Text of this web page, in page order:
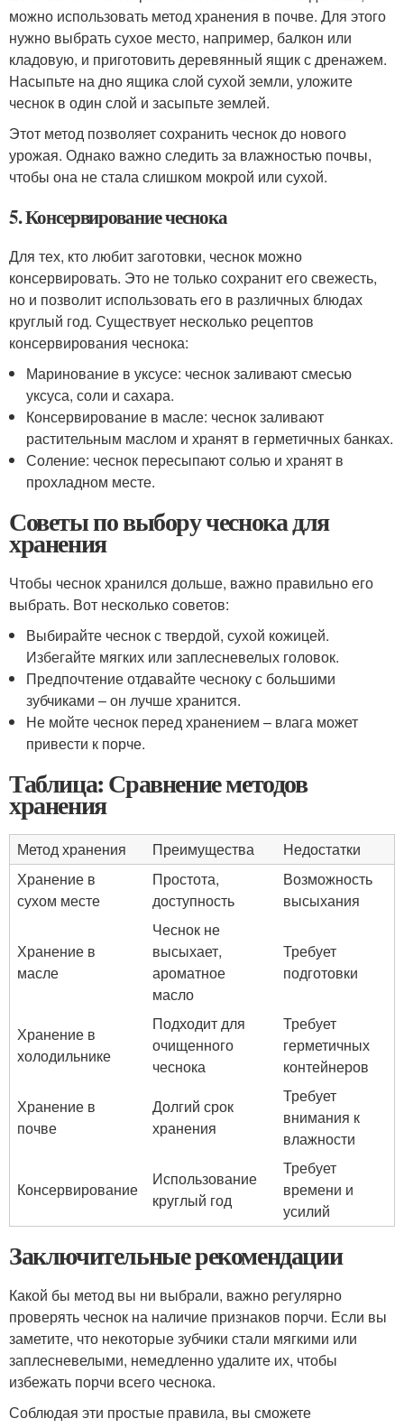
можно использовать метод хранения в почве. Для этого
нужно выбрать сухое место, например, балкон или
кладовую, и приготовить деревянный ящик с дренажем.
Насыпьте на дно ящика слой сухой земли, уложите
чеснок в один слой и засыпьте землей.
Этот метод позволяет сохранить чеснок до нового
урожая. Однако важно следить за влажностью почвы,
чтобы она не стала слишком мокрой или сухой.
5. Консервирование чеснока
Для тех, кто любит заготовки, чеснок можно
консервировать. Это не только сохранит его свежесть,
но и позволит использовать его в различных блюдах
круглый год. Существует несколько рецептов
консервирования чеснока:
Маринование в уксусе: чеснок заливают смесью
уксуса, соли и сахара.
Консервирование в масле: чеснок заливают
растительным маслом и хранят в герметичных банках.
Соление: чеснок пересыпают солью и хранят в
прохладном месте.
Советы по выбору чеснока для
хранения
Чтобы чеснок хранился дольше, важно правильно его
выбрать. Вот несколько советов:
Выбирайте чеснок с твердой, сухой кожицей.
Избегайте мягких или заплесневелых головок.
Предпочтение отдавайте чесноку с большими
зубчиками – он лучше хранится.
Не мойте чеснок перед хранением – влага может
привести к порче.
Таблица: Сравнение методов
хранения
Метод хранения Преимущества
Недостатки
Хранение в
сухом месте
Простота,
доступность
Возможность
высыхания
Хранение в
масле
Чеснок не
высыхает,
ароматное
масло
Требует
подготовки
Хранение в
холодильнике
Подходит для
очищенного
чеснока
Требует
герметичных
контейнеров
Хранение в
почве
Долгий срок
хранения
Требует
внимания к
влажности
Консервирование
Использование
круглый год
Требует
времени и
усилий
Заключительные рекомендации
Какой бы метод вы ни выбрали, важно регулярно
проверять чеснок на наличие признаков порчи. Если вы
заметите, что некоторые зубчики стали мягкими или
заплесневелыми, немедленно удалите их, чтобы
избежать порчи всего чеснока.
Соблюдая эти простые правила, вы сможете